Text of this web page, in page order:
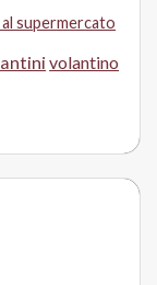
al supermercato
volantino